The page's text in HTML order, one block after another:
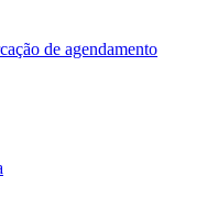
de agendamento